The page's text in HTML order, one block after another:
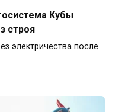
Кубы
строя
электричества после